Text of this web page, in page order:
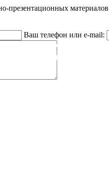
27
презентационных материалов
Ваш телефон или e-mail: